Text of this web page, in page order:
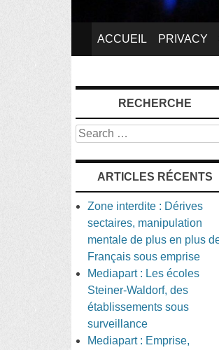
SKIP
CONTENT
ACCUEIL PRIVACY
RECHERCHE
Search
ARTICLES RÉCENTS
Zone interdite : Dérives
sectaires, manipulation
mentale de plus en plus
Français sous emprise
Mediapart : Les écoles
Steiner-Waldorf, des
établissements sous
surveillance
Mediapart : Emprise,